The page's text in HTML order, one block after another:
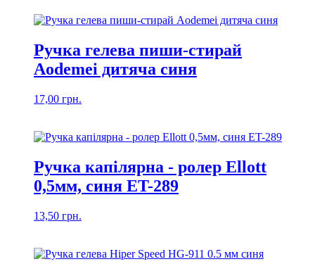
Ручка гелева пиши-стирай
Aodemei дитяча синя
17,00 грн.
Ручка капілярна - ролер Ellott
0,5мм, синя ET-289
13,50 грн.